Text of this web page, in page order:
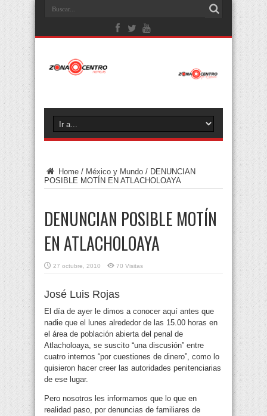
Home / México y Mundo / DENUNCIAN
POSIBLE MOTÍN EN ATLACHOLOAYA
DENUNCIAN POSIBLE MOTÍN
EN ATLACHOLOAYA
27 octubre, 2010 70 Visitas
José Luis Rojas
El día de ayer le dimos a conocer aquí antes que
nadie que el lunes alrededor de las 15.00 horas en
el área de población abierta del penal de
Atlacholoaya, se suscito “una discusión” entre
cuatro internos “por cuestiones de dinero”, como lo
quisieron hacer creer las autoridades penitenciarias
de ese lugar.
Pero nosotros les informamos que lo que en
realidad paso, por denuncias de familiares de